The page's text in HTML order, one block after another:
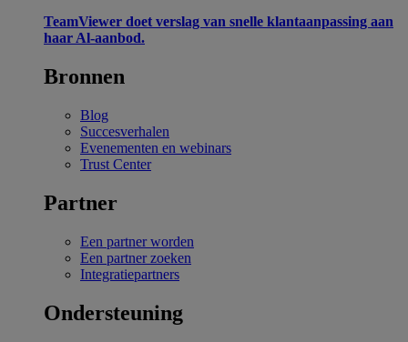
TeamViewer doet verslag van snelle klantaanpassing aan
haar Al-aanbod.
Bronnen
Blog
Succesverhalen
Evenementen en webinars
Trust Center
Partner
Een partner worden
Een partner zoeken
Integratiepartners
Ondersteuning